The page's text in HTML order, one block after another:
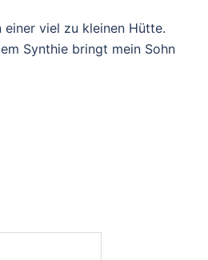
viel zu kleinen Hütte.
Synthie bringt mein Sohn